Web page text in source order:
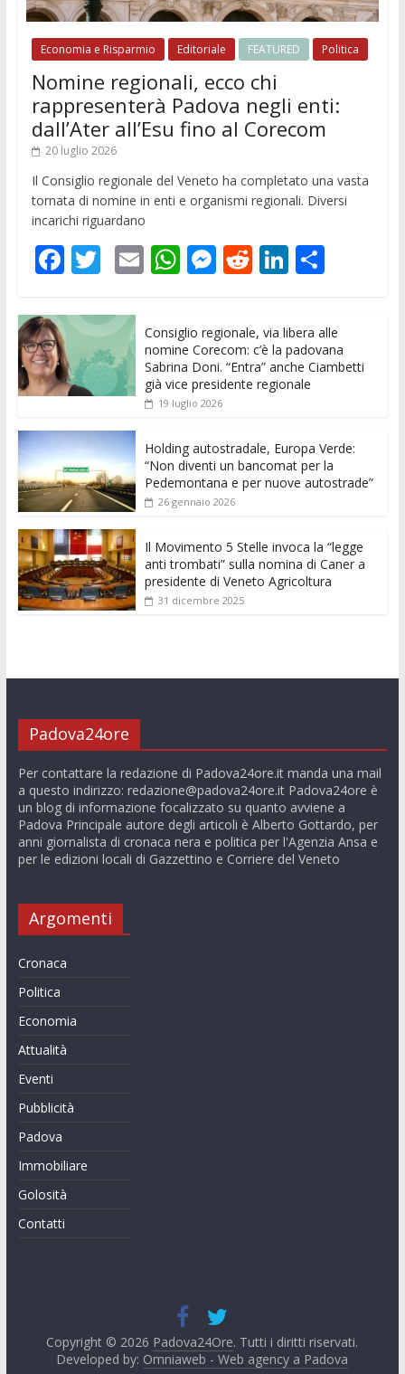
Economia e Risparmio Editoriale FEATURED Politica
Nomine regionali, ecco chi
rappresenterà Padova negli enti:
dall’Ater all’Esu fino al Corecom
20 luglio 2026
Il Consiglio regionale del Veneto ha completato una vasta
tornata di nomine in enti e organismi regionali. Diversi
incarichi riguardano
F
e
b
o
o
k
T
itt
er
E
l
W
at
s
A
p
M
e
n
g
R
di
t
Li
k
e
dI
C
n
di
vi
Consiglio regionale, via libera alle
nomine Corecom: c’è la padovana
Sabrina Doni. “Entra” anche Ciambetti
già vice presidente regionale
19 luglio 2026
Holding autostradale, Europa Verde:
“Non diventi un bancomat per la
Pedemontana e per nuove autostrade”
26 gennaio 2026
Il Movimento 5 Stelle invoca la “legge
anti trombati” sulla nomina di Caner a
presidente di Veneto Agricoltura
31 dicembre 2025
Padova24ore
Per contattare la redazione di Padova24ore.it manda una mail
a questo indirizzo: redazione@padova24ore.itPadova24ore è
un blog di informazione focalizzato su quanto avviene a
Padova Principale autore degli articoli è Alberto Gottardo, per
anni giornalista di cronaca nera e politica per l'Agenzia Ansa e
per le edizioni locali di Gazzettino e Corriere del Veneto
Argomenti
Cronaca
Politica
Economia
Attualità
Eventi
Pubblicità
Padova
Immobiliare
Golosità
Contatti
Copyright © 2026 Padova24Ore. Tutti i diritti riservati.
Developed by: Omniaweb - Web agency a Padova